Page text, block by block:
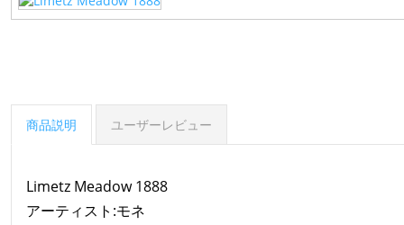
商品説明 ユーザーレビュー
Limetz Meadow 1888
アーティスト:モネ